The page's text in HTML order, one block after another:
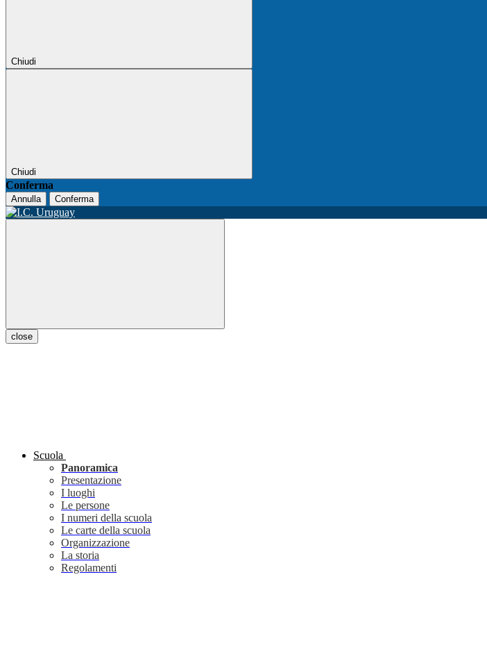
Chiudi
Chiudi
Conferma
Annulla Conferma
close
Scuola
Panoramica
Presentazione
I luoghi
Le persone
I numeri della scuola
Le carte della scuola
Organizzazione
La storia
Regolamenti